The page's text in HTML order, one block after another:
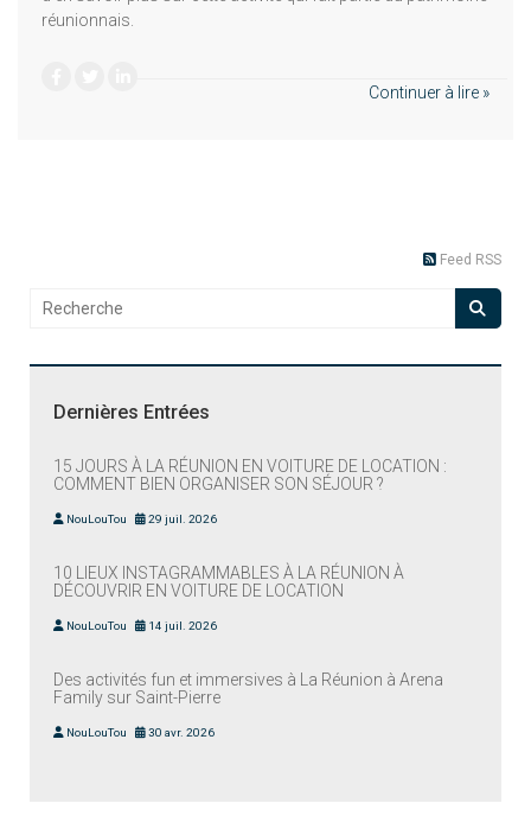
réunionnais.
Continuer à lire »
Feed RSS
Dernières Entrées
15 JOURS À LA RÉUNION EN VOITURE DE LOCATION :
COMMENT BIEN ORGANISER SON SÉJOUR ?
NouLouTou 29 juil. 2026
10 LIEUX INSTAGRAMMABLES À LA RÉUNION À
DÉCOUVRIR EN VOITURE DE LOCATION
NouLouTou 14 juil. 2026
Des activités fun et immersives à La Réunion à Arena
Family sur Saint-Pierre
NouLouTou 30 avr. 2026